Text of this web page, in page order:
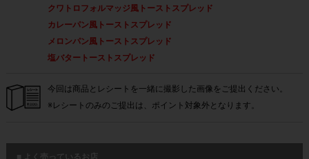
クワトロフォルマッジ風トーストスプレッド
カレーパン風トーストスプレッド
メロンパン風トーストスプレッド
塩バタートーストスプレッド
今回は商品とレシートを一緒に撮影した画像をご提出ください。
※レシートのみのご提出は、ポイント対象外となります。
■ よく売っているお店